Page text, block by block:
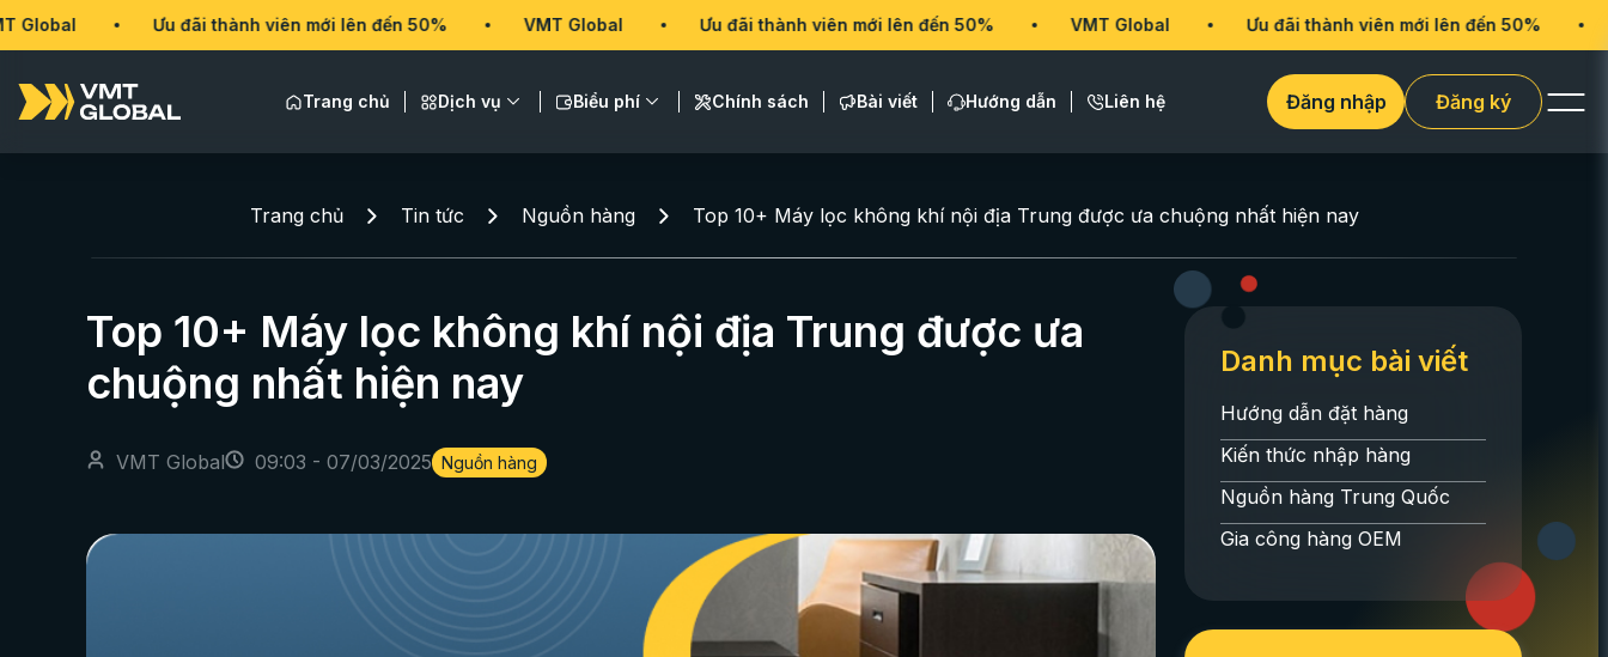
Ưu đãi thành viên mới lên đến 50% VMT Global Ưu đãi thành viên mới lên đến 50% VMT Global Ưu đãi thành viên mới lên đến 50% VMT
Trang chủ Dịch vụ Biểu phí Chính sách Bài viết Hướng dẫn Liên hệ Đăng nhập Đăng ký
Trang chủ Tin tức Nguồn hàng Top 10+ Máy lọc không khí nội địa Trung được ưa chuộng nhất hiện nay
Top 10+ Máy lọc không khí nội địa Trung được ưa
chuộng nhất hiện nay
VMT Global 09:03 - 07/03/2025 Nguồn hàng
Danh mục bài viết
Hướng dẫn đặt hàng
Kiến thức nhập hàng
Nguồn hàng Trung Quốc
Gia công hàng OEM